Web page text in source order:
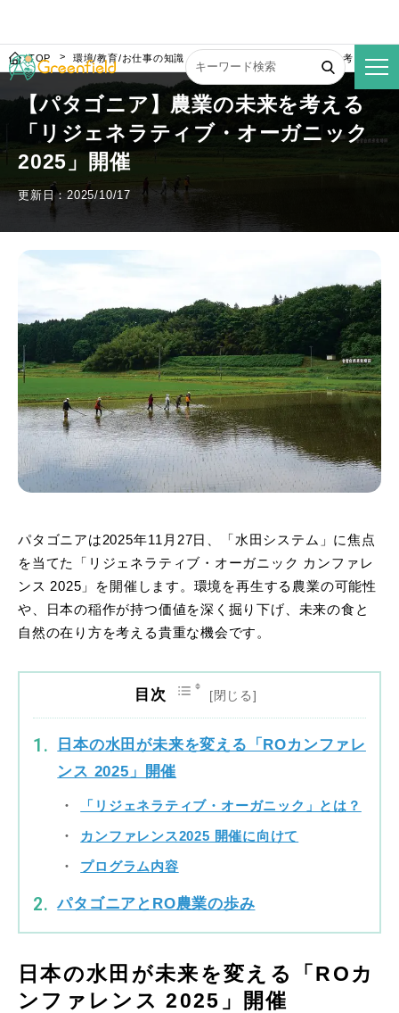
TOP 環境/教育/お仕事の知識 【パタゴニア】農業の未来を考える「
【パタゴニア】農業の未来を考える
「リジェネラティブ・オーガニック
2025」開催
更新日：2025/10/17
パタゴニアは2025年11月27日、「水田システム」に焦点
を当てた「リジェネラティブ・オーガニック カンファレ
ンス 2025」を開催します。環境を再生する農業の可能性
や、日本の稲作が持つ価値を深く掘り下げ、未来の食と
自然の在り方を考える貴重な機会です。
目次
日本の水田が未来を変える「ROカンファレ
ンス 2025」開催
「リジェネラティブ・オーガニック」とは？
カンファレンス2025 開催に向けて
プログラム内容
パタゴニアとRO農業の歩み
日本の水田が未来を変える「ROカ
ンファレンス 2025」開催